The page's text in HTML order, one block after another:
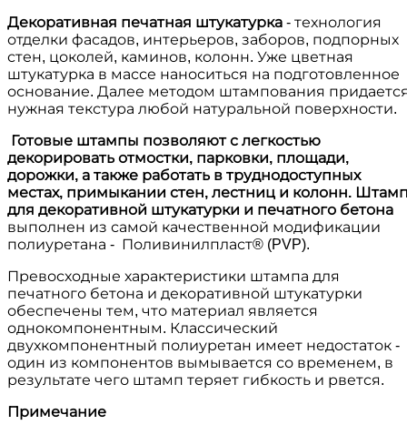
Декоративная печатная штукатурка - технология
отделки фасадов, интерьеров, заборов, подпорных
стен, цоколей, каминов, колонн. Уже цветная
штукатурка в массе наноситься на подготовленное
основание. Далее методом штампования
нужная текстура любой натуральной поверхности.
Готовые штампы позволяют с легкостью
декорировать отмостки, парковки, площади,
дорожки, а также работать в труднодоступных
местах, примыкании стен, лестниц и колонн.
для декоративной штукатурки и печатного бетона
выполнен из самой качественной модификации
полиуретана - Поливинилпласт® (PVP).
Превосходные характеристики штампа для
печатного бетона и декоративной штукатурки
обеспечены тем, что материал является
однокомпонентным. Классический
двухкомпонентный полиуретан имеет недостаток -
один из компонентов вымывается со временем, в
результате чего штамп теряет гибкость и рвется.
Примечание